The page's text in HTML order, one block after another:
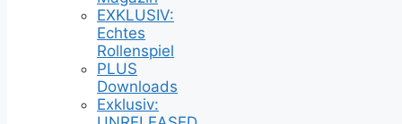
EXKLUSIV:
Echtes
Rollenspiel
PLUS
Downloads
Exklusiv: